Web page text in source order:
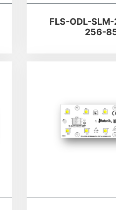
FLS-ODL-
256-